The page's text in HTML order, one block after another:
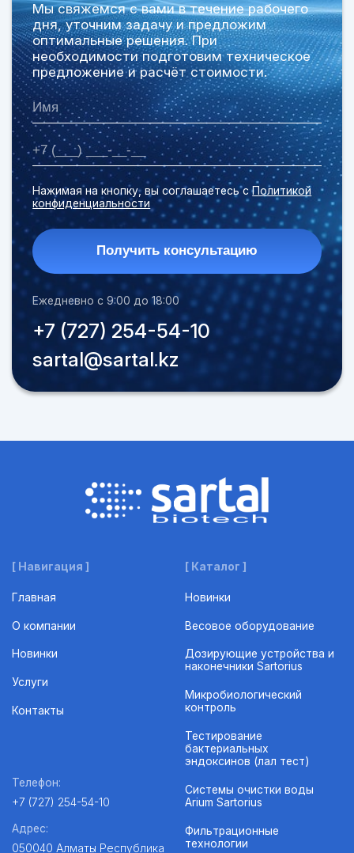
Мы свяжемся с вами в течение рабочего
дня, уточним задачу и предложим
оптимальные решения. При
необходимости подготовим техническое
предложение и расчёт стоимости.
Нажимая на кнопку, вы соглашаетесь сПолитикой
конфиденциальности
Получить консультацию
Ежедневно с 9:00 до 18:00
+7 (727) 254-54-10
sartal@sartal.kz
[ Навигация ]
Главная
О компании
Новинки
Услуги
Контакты
Телефон:
+7 (727) 254-54-10
Адрес:
050040 Алматы Республика
[ Каталог ]
Новинки
Весовое оборудование
Дозирующие устройства и
наконечники Sartorius
Микробиологический
контроль
Тестирование
бактериальных
эндоксинов (лал тест)
Системы очистки воды
Arium Sartorius
Фильтрационные
технологии